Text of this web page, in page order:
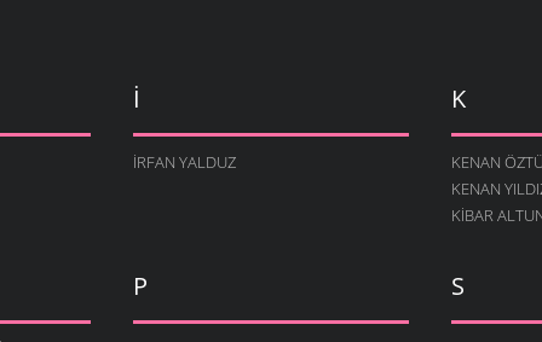
I
İRFAN YALDUZ
K
KENAN
KENAN
KIBAR
P S